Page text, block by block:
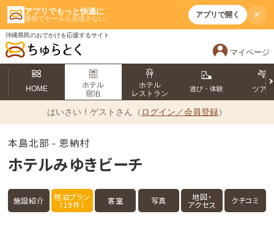
アプリでもっと快適に
通知でセールも見逃さない アプリで開く ×
沖縄県民のおでかけを応援するサイト
マイページ
HOME
ホテル
宿泊
ホテル
レストラン
遊び・体験 ツアー
はいさい！ ゲストさん（ ログイン／会員登録）
本島北部 - 恩納村
ホテルみゆきビーチ
施設紹介 宿泊プラン
（19件） 客室 写真 地図・
アクセス クチコミ